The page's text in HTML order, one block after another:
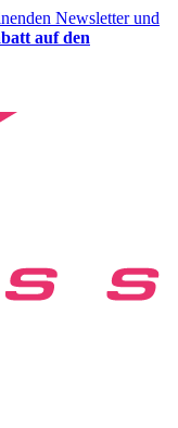
Newsletter und
auf den